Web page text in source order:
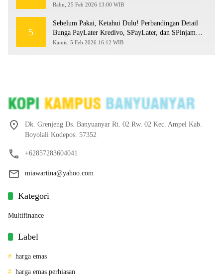
Rabu, 25 Feb 2026 13:00 WIB
5
Sebelum Pakai, Ketahui Dulu! Perbandingan Detail
Bunga PayLater Kredivo, SPayLater, dan SPinjam
2026
Kamis, 5 Feb 2026 16:12 WIB
Dk. Grenjeng Ds. Banyuanyar Rt. 02 Rw. 02 Kec. Ampel Kab.
Boyolali Kodepos. 57352
+62857283604041
miawartina@yahoo.com
Kategori
Multifinance
Label
harga emas
harga emas perhiasan